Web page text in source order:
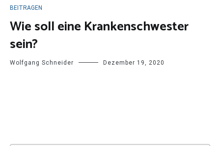
BEITRAGEN
Wie soll eine Krankenschwester
sein?
Wolfgang Schneider Dezember 19, 2020